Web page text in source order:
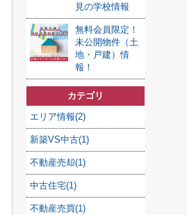
見の学校情報
無料会員限定！
未公開物件（土
地・戸建）情
報！
カテゴリ
エリア情報(2)
新築VS中古(1)
不動産売却(1)
中古住宅(1)
不動産売買(1)